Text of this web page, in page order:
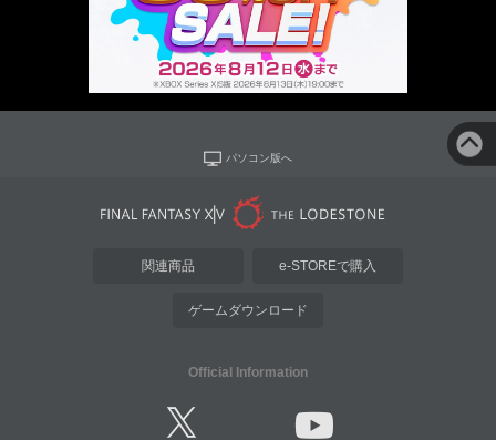
パソコン版へ
関連商品 e-STOREで購入
ゲームダウンロード
Official Information